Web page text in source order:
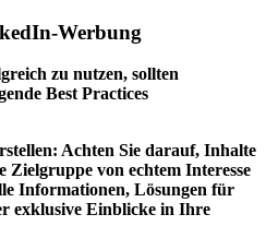
Werbung
zu nutzen, sollten
Best Practices
Achten Sie darauf, Inhalte
Zielgruppe von echtem Interesse
Informationen, Lösungen für
exklusive Einblicke in Ihre